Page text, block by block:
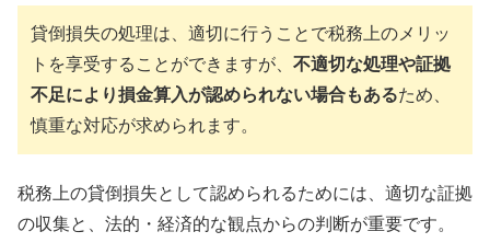
貸倒損失の処理は、適切に行うことで税務上のメリッ
トを享受することができますが、 不適切な処理や証拠
不足により損金算入が認められない場合もあるため、
慎重な対応が求められます。
税務上の貸倒損失として認められるためには、適切な証拠
の収集と、法的・経済的な観点からの判断が重要です。